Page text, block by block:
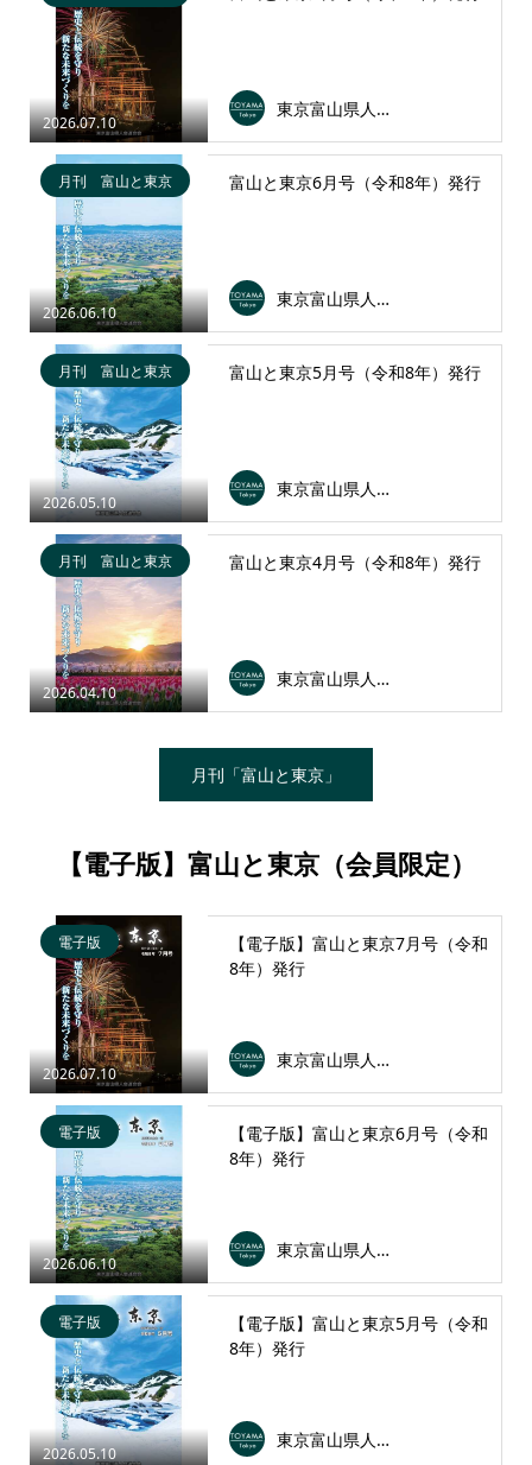
2026.07.10
東京富山県人会連合会
2026.06.10
月刊 富山と東京 富山と東京6月号（令和8年）発行
東京富山県人会連合会
2026.05.10
月刊 富山と東京 富山と東京5月号（令和8年）発行
東京富山県人会連合会
2026.04.10
月刊 富山と東京 富山と東京4月号（令和8年）発行
東京富山県人会連合会
月刊「富山と東京」
【電子版】富山と東京（会員限定）
2026.07.10
電子版
【電子版】富山と東京7月号（令和
8年）発行
東京富山県人会連合会
2026.06.10
電子版
【電子版】富山と東京6月号（令和
8年）発行
東京富山県人会連合会
2026.05.10
電子版
【電子版】富山と東京5月号（令和
8年）発行
東京富山県人会連合会